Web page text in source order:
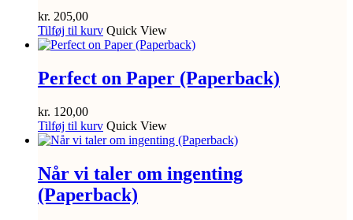
kr. 205,00
Tilføj til kurv Quick View
Perfect on Paper (Paperback)
kr. 120,00
Tilføj til kurv Quick View
Når vi taler om ingenting
(Paperback)